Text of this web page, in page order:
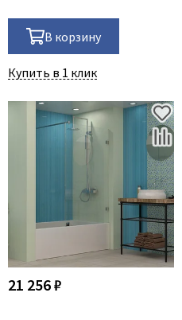
В корзину
Купить в 1 клик
21 256 ₽